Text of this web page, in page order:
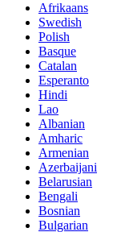
Afrikaans
Swedish
Polish
Basque
Catalan
Esperanto
Hindi
Lao
Albanian
Amharic
Armenian
Azerbaijani
Belarusian
Bengali
Bosnian
Bulgarian